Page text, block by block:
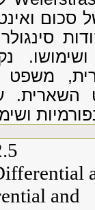
סכום
and